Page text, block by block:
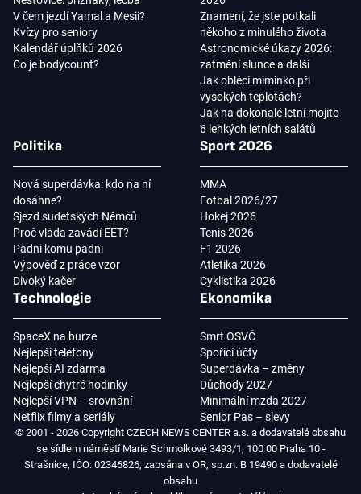
V čem jezdí Yamal a Mesii?
Kvízy pro seniory
Kalendář úplňků 2026
Co je bodycount?
Znamení, že jste potkali
někoho z minulého života
Astronomické úkazy 2026:
zatmění slunce a další
Jak obléci miminko při
vysokých teplotách?
Jak na dokonalé letní mojito
6 lehkých letních salátů
Politika
Nová superdávka: kdo na ní
dosáhne?
Sjezd sudetských Němců
Proč vláda zavádí EET?
Padni komu padni
Výpověď z práce vzor
Divoký kačer
Sport 2026
MMA
Fotbal 2026/27
Hokej 2026
Tenis 2026
F1 2026
Atletika 2026
Cyklistika 2026
Technologie
SpaceX na burze
Nejlepší telefony
Nejlepší AI zdarma
Nejlepší chytré hodinky
Nejlepší VPN – srovnání
Netflix filmy a seriály
Ekonomika
Smrt OSVČ
Spořicí účty
Superdávka – změny
Důchody 2027
Minimální mzda 2027
Senior Pas – slevy
© 2001 - 2026 Copyright CZECH NEWS CENTER a.s. a dodavatelé obsahu
se sídlem náměstí Marie Schmolkové 3493/1, 100 00 Praha 10 -
Strašnice, IČO: 02346826, zapsána v OR, sp.zn. B 19490 a dodavatelé
obsahu